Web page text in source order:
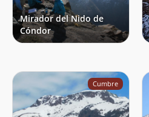
Mirador del Nido de
Cóndor
Cumbre